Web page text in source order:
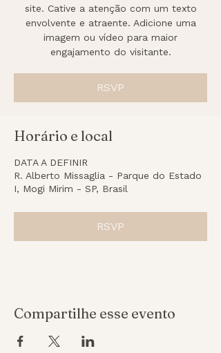
site. Cative a atenção com um texto
envolvente e atraente. Adicione uma
imagem ou vídeo para maior
engajamento do visitante.
RSVP
Horário e local
DATA A DEFINIR
R. Alberto Missaglia - Parque do Estado
I, Mogi Mirim - SP, Brasil
RSVP
Compartilhe esse evento